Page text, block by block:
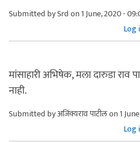
Submitted bySrdon 1 June, 2020 -
Log
मांसाहारी अभिषेक, मला दारुडा राव
नाही.
Submitted byअजिंक्यराव पाटीलon 1
Log